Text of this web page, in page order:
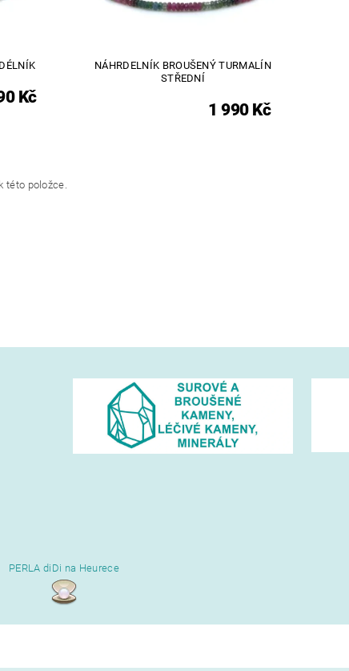
Kč
NÁHRDELNÍK BROUŠENÝ TURMALÍN
STŘEDNÍ
1 990 Kč
této položce.
PERLA diDi na Heurece